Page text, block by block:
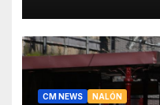
CM NEWS NALÓN